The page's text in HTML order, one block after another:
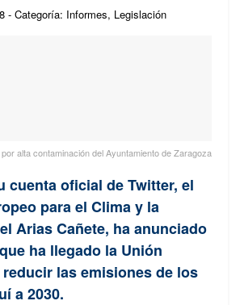
- Categoría: Informes, Legislación
alta contaminación del Ayuntamiento de Zaragoza
cuenta oficial de Twitter, el
para el Clima y la
Arias Cañete, ha anunciado
ha llegado la Unión
las emisiones de los
a 2030.